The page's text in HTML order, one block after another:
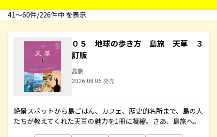
41〜60件/226件中 を表示
０５ 地球の歩き方 島旅 天草 ３
訂版
島旅
2026.08.06 発売
絶景スポットから島ごはん、カフェ、歴史的名所まで、島の人
たちが教えてくれた天草の魅力を1冊に凝縮。さあ、島旅へ。